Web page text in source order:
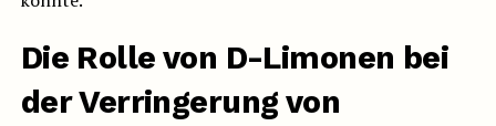
Die Rolle von D-Limonen bei
der Verringerung von